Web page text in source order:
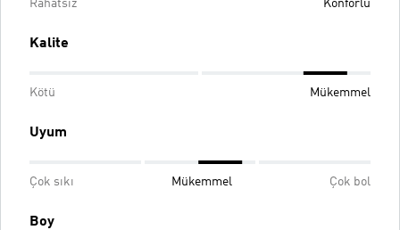
Rahatsız Konforlu
Kalite
Kötü Mükemmel
Uyum
Çok sıkı Mükemmel Çok bol
Boy